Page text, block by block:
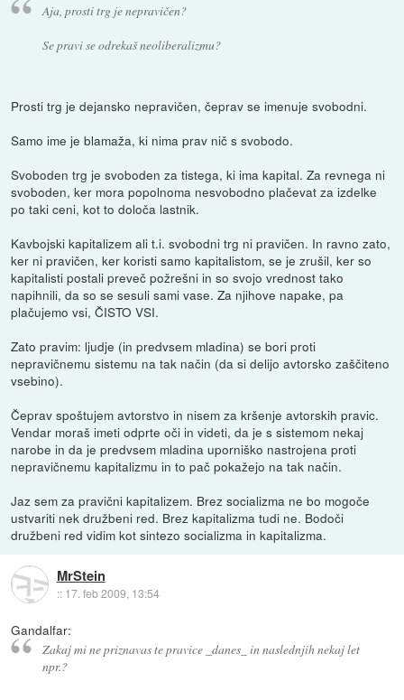
Aja, prosti trg je nepravičen?
Se pravi se odrekaš neoliberalizmu?
Prosti trg je dejansko nepravičen, čeprav se imenuje svobodni.
Samo ime je blamaža, ki nima prav nič s svobodo.
Svoboden trg je svoboden za tistega, ki ima kapital. Za revnega ni
svoboden, ker mora popolnoma nesvobodno plačevat za izdelke
po taki ceni, kot to določa lastnik.
Kavbojski kapitalizem ali t.i. svobodni trg ni pravičen. In ravno zato,
ker ni pravičen, ker koristi samo kapitalistom, se je zrušil, ker so
kapitalisti postali preveč požrešni in so svojo vrednost tako
napihnili, da so se sesuli sami vase. Za njihove napake, pa
plačujemo vsi, ČISTO VSI.
Zato pravim: ljudje (in predvsem mladina) se bori proti
nepravičnemu sistemu na tak način (da si delijo avtorsko zaščiteno
vsebino).
Čeprav spoštujem avtorstvo in nisem za kršenje avtorskih pravic.
Vendar moraš imeti odprte oči in videti, da je s sistemom nekaj
narobe in da je predvsem mladina uporniško nastrojena proti
nepravičnemu kapitalizmu in to pač pokažejo na tak način.
Jaz sem za pravični kapitalizem. Brez socializma ne bo mogoče
ustvariti nek družbeni red. Brez kapitalizma tudi ne. Bodoči
družbeni red vidim kot sintezo socializma in kapitalizma.
MrStein
:: 17. feb 2009, 13:54
Gandalfar:
Zakaj mi ne priznavas te pravice _danes_ in naslednjih nekaj let
npr.?